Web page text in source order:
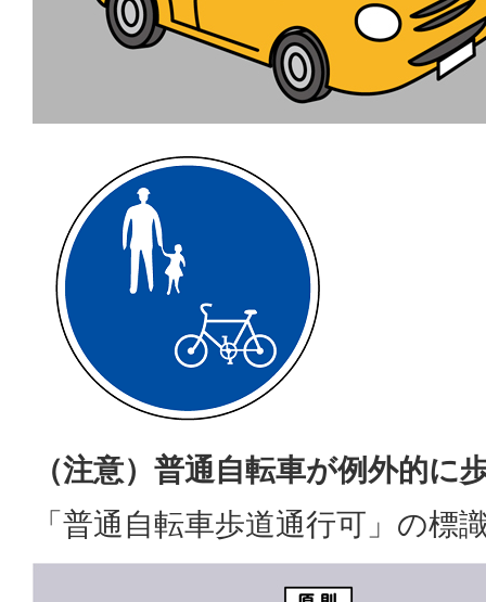
（注意）普通自転車が例外的に
「普通自転車歩道通行可」の標